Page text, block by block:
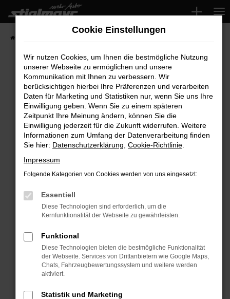
Zum
Hauptinhalt
springen
Fehler: Network Error
Beim Laden ist ein Fehler aufgetreten.
Hier sind ein paar Tipps, die dir helfen können:
Überprüfe deine Firewall und deine
Internetverbindung.
Laden andere Webseiten, zum Beispiel deine
Manche Erweiterungen, wie Werbeblocker,
können das Laden bestimmter Seiten
verhindern. Funktioniert die Seite in einem
Fenster?
Starte dein Gerät neu.
Das kann manchmal helfen, vorübergehende
Probleme zu beheben.
Stelle sicher, dass dein Browser und dein
Cookie Einstellungen
Wir nutzen Cookies, um Ihnen die bestmögliche Nutzung
unserer Webseite zu ermöglichen und unsere
Kommunikation mit Ihnen zu verbessern. Wir
berücksichtigen hierbei Ihre Präferenzen und verarbeiten
Daten für Marketing und Statistiken nur, wenn Sie uns Ihre
Einwilligung geben. Wenn Sie zu einem späteren
Zeitpunkt Ihre Meinung ändern, können Sie die
Einwilligung jederzeit für die Zukunft widerrufen. Weitere
Informationen zum Umfang der Datenverarbeitung finden
Sie hier: Datenschutzerklärung Cookie-Richtlinie
Impressum
Folgende Kategorien von Cookies werden von uns eingesetzt:
Essentiell
Diese Technologien sind erforderlich, um die
Kernfunktionalität der Webseite zu gewährleisten.
Funktional
Diese Technologien bieten die bestmögliche Funktionalität
der Webseite. Services von Drittanbietern wie Google Maps,
Chats, Fahrzeugbewertungssystem und weitere werden
aktiviert.
Statistik und Marketing